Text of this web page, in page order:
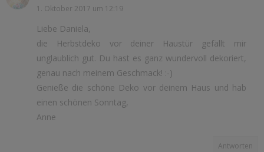
1. Oktober 2017 um 12:19
Liebe Daniela,
die Herbstdeko vor deiner Haustür gefällt mir
unglaublich gut. Du hast es ganz wundervoll dekoriert,
genau nach meinem Geschmack! :-)
Genieße die schöne Deko vor deinem Haus und hab
einen schönen Sonntag,
Anne
Antworten